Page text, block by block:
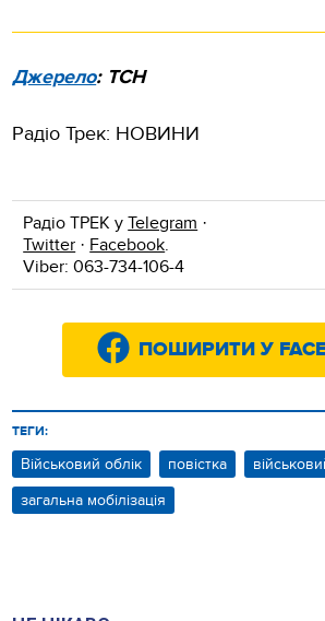
Джерело: ТСН
Радіо Трек: НОВИНИ
Радіо ТРЕК уTelegram ·
Twitter · Facebook.
Viber: 063-734-106-4
ПОШИРИТИ У
ТЕГИ:
Військовий облік повістка
загальна мобілізація